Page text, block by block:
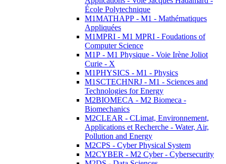
École Polytechnique
M1MATHAPP - M1 - Mathématiques
Appliquées
M1MPRI - M1 MPRI - Foudations of
Computer Science
M1P - M1 Physique - Voie Irène Joliot
Curie - X
M1PHYSICS - M1 - Physics
M1SCTECHNRJ - M1 - Sciences and
Technologies for Energy
M2BIOMECA - M2 Biomeca -
Biomechanics
M2CLEAR - CLimat, Environnement,
Applications et Recherche - Water, Air,
Pollution and Energy
M2CPS - Cyber Physical System
M2CYBER - M2 Cyber - Cybersecurity